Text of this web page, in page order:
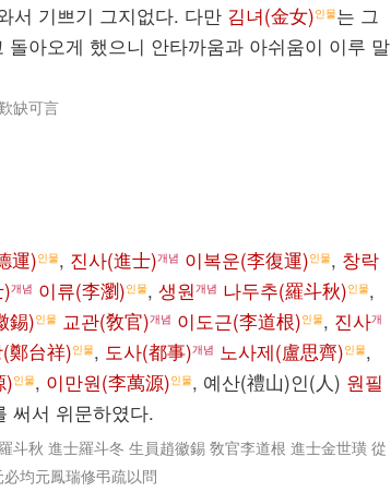
서 기쁘기 그지없다. 다만 김녀(金女)인물는 그
아오게 했으니 안타까움과 아쉬움이 이루 말
缺可言
運)인물, 진사(進士)개념 이복운(李復運)인물, 창락
개념 이류(李瀏)인물, 생원개념 나두추(羅斗秋)인물,
錫)인물 교관(敎官)개념 이도근(李道根)인물, 진사개
鄭台祥)인물, 도사(都事)개념 노사제(盧思齊)인물,
)인물, 이만원(李萬源)인물, 예산(禮山)인(人) 원필
써서 위문하였다.
斗秋 進士羅斗冬 生員趙徽錫 敎官李道根 進士金世璜 從
均元鳳瑞修弔疏以問